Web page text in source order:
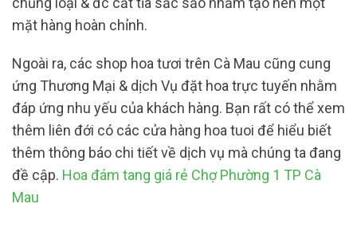
mặt hàng hoàn chỉnh.
Ngoài ra, các shop hoa tươi trên Cà Mau cũng cung
ứng Thương Mại & dịch Vụ đặt hoa trực tuyến nhằm
đáp ứng nhu yếu của khách hàng. Bạn rất có thể xem
thêm liên đới có các cửa hàng hoa tuoi để hiểu biết
thêm thông báo chi tiết về dịch vụ mà chúng ta đang
đề cập. Hoa đám tang giá rẻ Chợ Phường 1 TP Cà
Mau